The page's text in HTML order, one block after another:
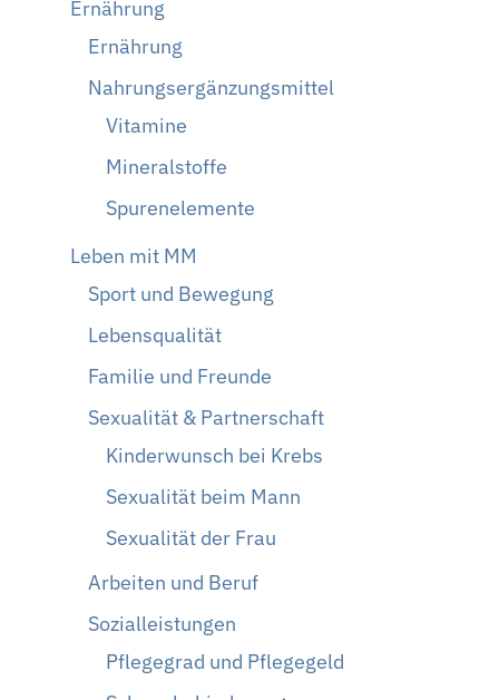
Ernährung
Ernährung
Nahrungsergänzungsmittel
Vitamine
Mineralstoffe
Spurenelemente
Leben mit MM
Sport und Bewegung
Lebensqualität
Familie und Freunde
Sexualität & Partnerschaft
Kinderwunsch bei Krebs
Sexualität beim Mann
Sexualität der Frau
Arbeiten und Beruf
Sozialleistungen
Pflegegrad und Pflegegeld